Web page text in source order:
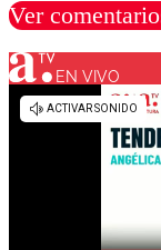
Ver
Los
EN VIVO